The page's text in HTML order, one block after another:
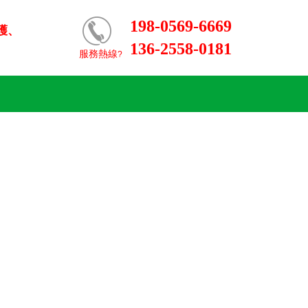
198-0569-6669
136-2558-0181
、
服務熱線?